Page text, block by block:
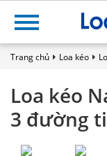
Trang chủ Loa kéo
Loa kéo
3 đường